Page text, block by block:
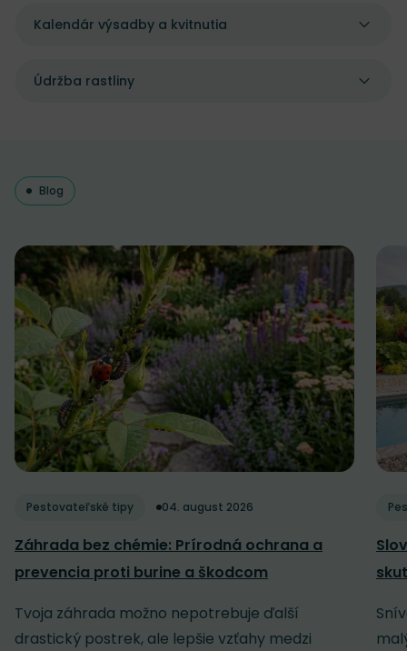
Kalendár výsadby a kvitnutia
Údržba rastliny
Blog
Pestovateľské tipy 04. august 2026
Záhrada bez chémie: Prírodná ochrana a
prevencia proti burine a škodcom
Tvoja záhrada možno nepotrebuje ďalší
drastický postrek, ale lepšie vzťahy medzi